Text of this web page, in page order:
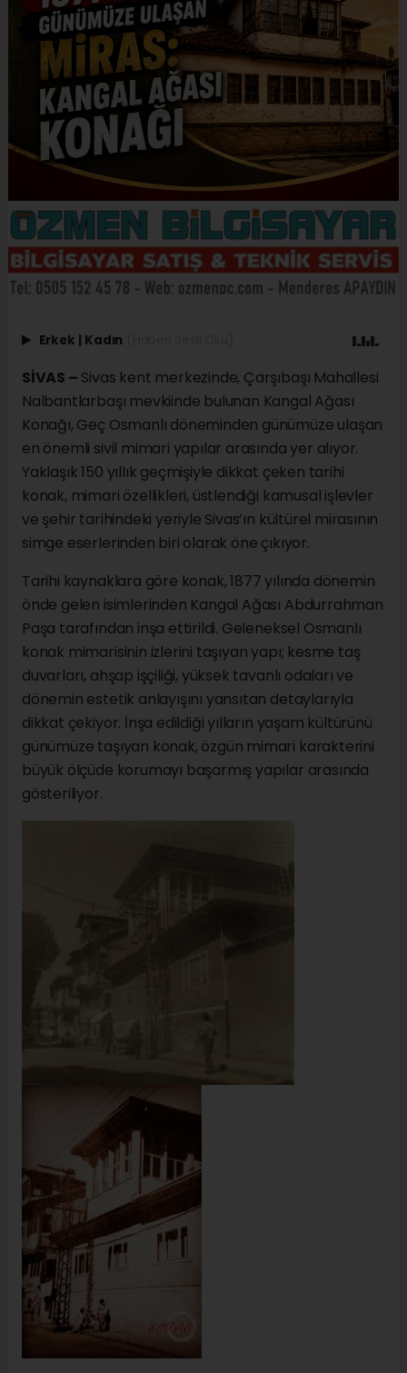
Erkek Kadın
SİVAS – Sivas kent merkezinde, Çarşıbaşı Mahallesi
Nalbantlarbaşı mevkiinde bulunan Kangal Ağası
Konağı, Geç Osmanlı döneminden günümüze ulaşan
en önemli sivil mimari yapılar arasında yer alıyor.
Yaklaşık 150 yıllık geçmişiyle dikkat çeken tarihi
konak, mimari özellikleri, üstlendiği kamusal işlevler
ve şehir tarihindeki yeriyle Sivas’ın kültürel mirasının
simge eserlerinden biri olarak öne çıkıyor.
Tarihi kaynaklara göre konak, 1877 yılında dönemin
önde gelen isimlerinden Kangal Ağası Abdurrahman
Paşa tarafından inşa ettirildi. Geleneksel Osmanlı
konak mimarisinin izlerini taşıyan yapı; kesme taş
duvarları, ahşap işçiliği, yüksek tavanlı odaları ve
dönemin estetik anlayışını yansıtan detaylarıyla
dikkat çekiyor. İnşa edildiği yılların yaşam kültürünü
günümüze taşıyan konak, özgün mimari karakterini
büyük ölçüde korumayı başarmış yapılar arasında
gösteriliyor.